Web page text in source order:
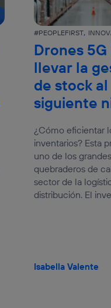
Drones
llevar la
de stock al
siguiente
#PEOPLEFIRST
¿Cómo eficientar
inventarios? Esta
uno de los grandes
quebraderos de
sector de la
distribución. El
Isabella Valente